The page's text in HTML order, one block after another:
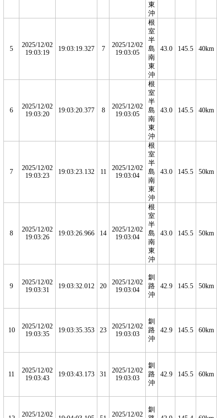
東
沖
5
2025/12/02
19:03:19
19:03:19.327 7
2025/12/02
19:03:05
根
室
半
島
南
東
沖
43.0 145.5 40km
6
2025/12/02
19:03:20
19:03:20.377 8
2025/12/02
19:03:05
根
室
半
島
南
東
沖
43.0 145.5 40km
7
2025/12/02
19:03:23
19:03:23.132 11
2025/12/02
19:03:04
根
室
半
島
南
東
沖
43.0 145.5 50km
8
2025/12/02
19:03:26
19:03:26.966 14
2025/12/02
19:03:04
根
室
半
島
南
東
沖
43.0 145.5 50km
9
2025/12/02
19:03:31
19:03:32.012 20
2025/12/02
19:03:04
釧
路
沖
42.9 145.5 50km
10
2025/12/02
19:03:35
19:03:35.353 23
2025/12/02
19:03:03
釧
路
沖
42.9 145.5 60km
11
2025/12/02
19:03:43
19:03:43.173 31
2025/12/02
19:03:03
釧
路
沖
42.9 145.5 60km
2025/12/02 2025/12/02
釧